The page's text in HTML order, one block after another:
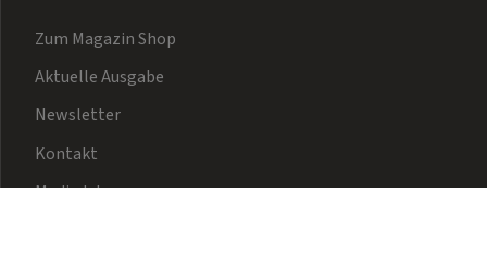
Zum Magazin Shop
Aktuelle Ausgabe
Newsletter
Kontakt
Mediadaten